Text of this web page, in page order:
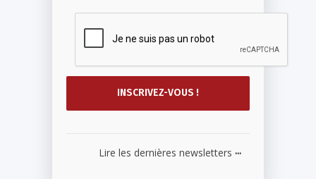
Lire les dernières newsletters ...